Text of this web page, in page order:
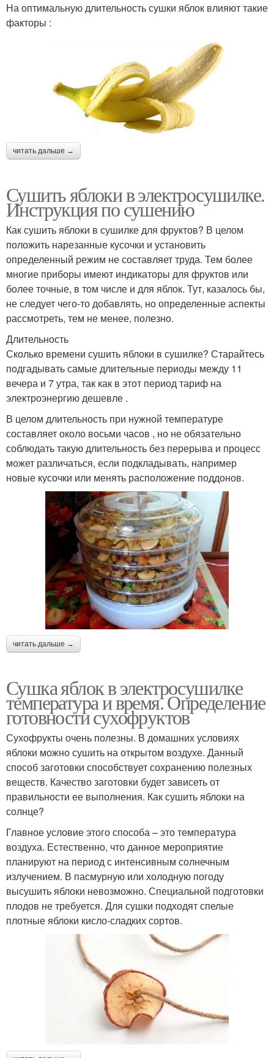
На оптимальную длительность сушки яблок влияют такие
факторы :
читать дальше →
Сушить яблоки в электросушилке.
Инструкция по сушению
Как сушить яблоки в сушилке для фруктов? В целом
положить нарезанные кусочки и установить
определенный режим не составляет труда. Тем более
многие приборы имеют индикаторы для фруктов или
более точные, в том числе и для яблок. Тут, казалось бы,
не следует чего-то добавлять, но определенные аспекты
рассмотреть, тем не менее, полезно.
Длительность
Сколько времени сушить яблоки в сушилке? Старайтесь
подгадывать самые длительные периоды между 11
вечера и 7 утра, так как в этот период тариф на
электроэнергию дешевле .
В целом длительность при нужной температуре
составляет около восьми часов , но не обязательно
соблюдать такую длительность без перерыва и процесс
может различаться, если подкладывать, например
новые кусочки или менять расположение поддонов.
читать дальше →
Сушка яблок в электросушилке
температура и время. Определение
готовности сухофруктов
Сухофрукты очень полезны. В домашних условиях
яблоки можно сушить на открытом воздухе. Данный
способ заготовки способствует сохранению полезных
веществ. Качество заготовки будет зависеть от
правильности ее выполнения. Как сушить яблоки на
солнце?
Главное условие этого способа – это температура
воздуха. Естественно, что данное мероприятие
планируют на период с интенсивным солнечным
излучением. В пасмурную или холодную погоду
высушить яблоки невозможно. Специальной подготовки
плодов не требуется. Для сушки подходят спелые
плотные яблоки кисло-сладких сортов.